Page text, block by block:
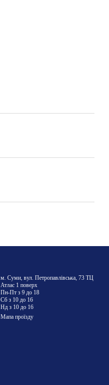
м. Суми, вул. Петропавлівська, 73 ТЦ
Атлас 1 поверх
Пн-Пт з 9 до 18
Сб з 10 до 16
Нд з 10 до 16
Мапа проїзду